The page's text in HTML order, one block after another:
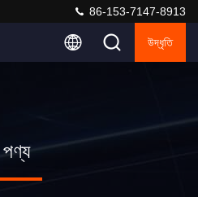
86-153-7147-8913
উদ্ধৃতি
পণ্য